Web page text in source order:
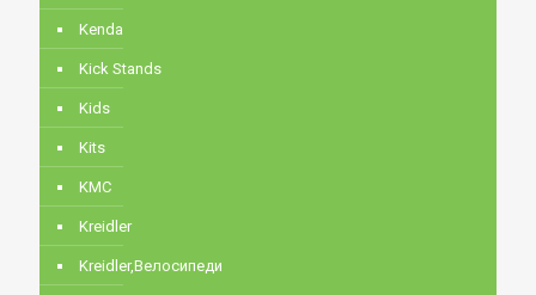
Kenda
Kick Stands
Kids
Kits
KMC
Kreidler
Kreidler,Велосипеди